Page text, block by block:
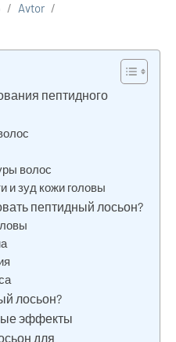
Avtor
пептидного
волос
и зуд кожи головы
пептидный лосьон?
лосьон?
эффекты
для